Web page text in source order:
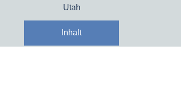
Utah
Inhalt